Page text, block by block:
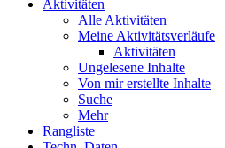
Aktivitäten
Alle Aktivitäten
Meine Aktivitätsverläufe
Aktivitäten
Ungelesene Inhalte
Von mir erstellte Inhalte
Suche
Mehr
Rangliste